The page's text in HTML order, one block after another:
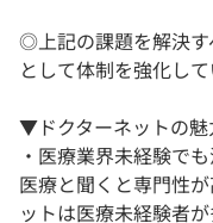
◎上記の課題を解決
として体制を強化して
▼ドクターネットの魅
・医療業界未経験で
医療と聞くと専門性
ットは医療未経験者